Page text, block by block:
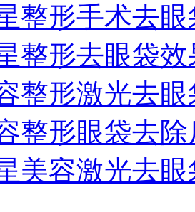
整形手术去
整形去眼袋
整形激光去
整形眼袋去
美容激光去